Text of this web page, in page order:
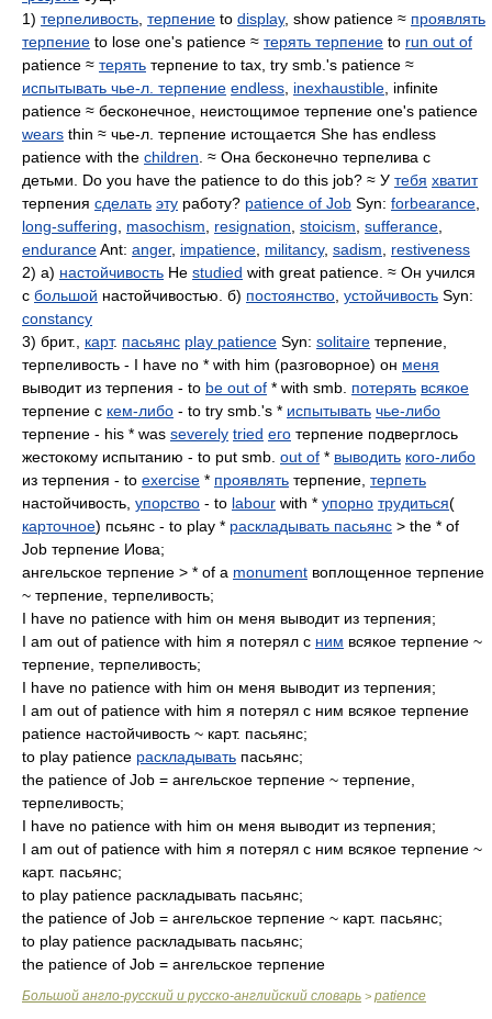
1) терпеливость терпение to display, show patience ≈ проявлять
терпение to lose one's patience ≈ терять терпение to run out of
patience ≈ терять терпение to tax, try smb.'s patience ≈
испытывать чье-л. терпение endless inexhaustible , infinite
patience ≈ бесконечное, неистощимое терпение one's patience
wears thin ≈ чье-л. терпение истощается She has endless
patience with the children . ≈ Она бесконечно терпелива с
детьми. Do you have the patience to do this job? ≈ У тебя хватит
терпения сделать эту работу? patience of Job Syn: forbearance
long-suffering
masochism resignation stoicism sufferance
enduranceAnt: anger, impatience militancy, sadism
restiveness
2) а) настойчивость He studied with great patience. ≈ Он учился
с большой настойчивостью. б) постоянство устойчивость Syn:
constancy
3) брит., карт. пасьянс play patience Syn: solitaire терпение,
терпеливость - I have no * with him (разговорное) он меня
выводит из терпения - to be out of * with smb. потерять всякое
терпение с кем-либо - to try smb.'s * испытывать чье-либо
терпение - his * was severely tried его терпение подверглось
жестокому испытанию - to put smb. out of * выводить кого-либо
из терпения - to exercise * проявлять терпение, терпеть
настойчивость, упорство - to labour with * упорно трудиться(
карточное) псьянс - to play * раскладывать пасьянс > the * of
Job терпение Иова;
ангельское терпение > * of a monument воплощенное терпение
~ терпение, терпеливость;
I have no patience with him он меня выводит из терпения;
I am out of patience with him я потерял с ним всякое терпение ~
терпение, терпеливость;
I have no patience with him он меня выводит из терпения;
I am out of patience with him я потерял с ним всякое терпение
patience настойчивость ~ карт. пасьянс;
to play patience раскладывать пасьянс;
the patience of Job = ангельское терпение ~ терпение,
терпеливость;
I have no patience with him он меня выводит из терпения;
I am out of patience with him я потерял с ним всякое терпение ~
карт. пасьянс;
to play patience раскладывать пасьянс;
the patience of Job = ангельское терпение ~ карт. пасьянс;
to play patience раскладывать пасьянс;
the patience of Job = ангельское терпение
Большой англо-русский и русско-английский словарь > patience